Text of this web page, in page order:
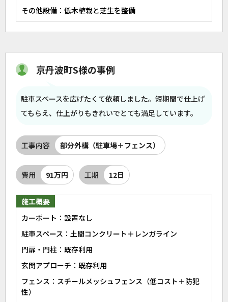
その他設備：低木植栽と芝生を整備
京丹波町S様の事例
駐車スペースを広げたくて依頼しました。短期間で仕上げ
てもらえ、仕上がりもきれいでとても満足しています。
工事内容 部分外構（駐車場＋フェンス）
費用 91万円 工期 12日
施工概要
カーポート：設置なし
駐車スペース：土間コンクリート＋レンガライン
門扉・門柱：既存利用
玄関アプローチ：既存利用
フェンス：スチールメッシュフェンス（低コスト＋防犯
性）